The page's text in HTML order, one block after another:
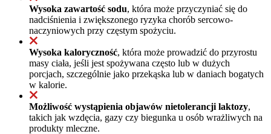
Wysoka zawartość sodu, która może przyczyniać się do
nadciśnienia i zwiększonego ryzyka chorób sercowo-
naczyniowych przy częstym spożyciu.
Wysoka kaloryczność, która może prowadzić do przyrostu
masy ciała, jeśli jest spożywana często lub w dużych
porcjach, szczególnie jako przekąska lub w daniach bogatych
w kalorie.
Możliwość wystąpienia objawów nietolerancji laktozy,
takich jak wzdęcia, gazy czy biegunka u osób wrażliwych na
produkty mleczne.